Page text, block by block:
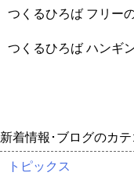
つくるひろば フリー
つくるひろば ハンギ
新着情報･ブログのカ
トピックス